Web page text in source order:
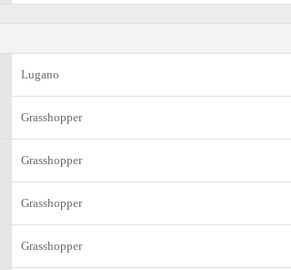
Lugano
Grasshopper
Grasshopper
Grasshopper
Grasshopper